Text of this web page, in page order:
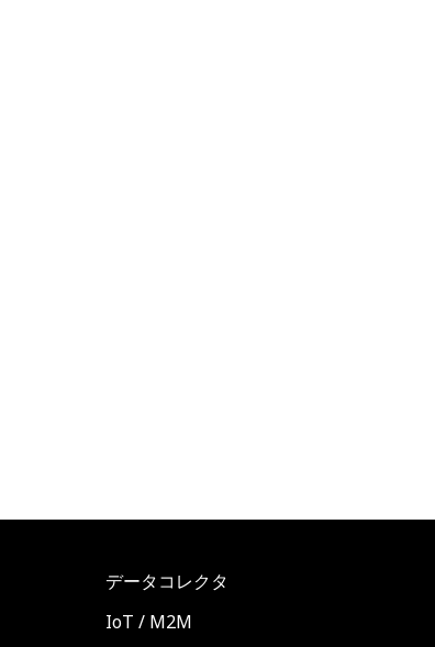
データコレクタ
IoT / M2M